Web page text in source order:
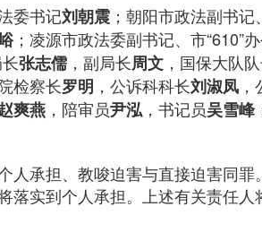
委书记刘朝震 ；朝阳市政法副书
；凌源市政法委副书记、市“610”
张志儒 ，副局长周文 ，国保大队
检察长罗明 ，公诉科科长刘淑凤
爽燕 ，陪审员尹泓 ，书记员吴雪峰
人承担、教唆迫害与直接迫害同
落实到个人承担。上述有关责任人